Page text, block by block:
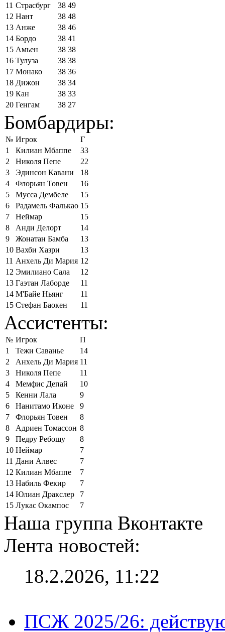
11 Страсбург 38 49
12 Нант 38 48
13 Анже 38 46
14 Бордо 38 41
15 Амьен 38 38
16 Тулуза 38 38
17 Монако 38 36
18 Дижон 38 34
19 Кан 38 33
20 Генгам 38 27
Бомбардиры:
№ Игрок
Г
1
Килиан Мбаппе
33
2
Николя Пепе
22
3
Эдинсон Кавани
18
4
Флорьян Товен
16
5
Мусса Дембеле
15
6
Радамель Фалькао 15
7
Неймар
15
8
Анди Делорт
14
9
Жонатан Бамба
13
10 Вахби Хазри
13
11 Анхель Ди Мария 12
12 Эмилиано Сала
12
13 Гаэтан Лаборде
11
14 М'Байе Ньянг
11
15 Стефан Баокен 11
Ассистенты:
№ Игрок
П
1
Тежи Саванье
14
2
Анхель Ди Мария 11
3
Николя Пепе
11
4
Мемфис Депай
10
5
Кенни Лала
9
6
Нанитамо Иконе
9
7
Флорьян Товен
8
8
Адриен Томассон 8
9
Педру Ребошу
8
10 Неймар
7
11 Дани Алвес
7
12 Килиан Мбаппе
7
13 Набиль Фекир
7
14 Юлиан Дракслер
7
15 Лукас Окампос 7
Наша группа Вконтакте
Лента новостей:
18.2.2026, 11:22
ПСЖ 2025/26: